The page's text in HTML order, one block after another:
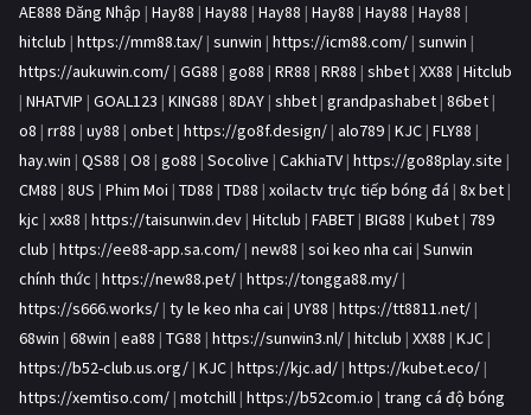
AE888 Đăng Nhập | Hay88 | Hay88 | Hay88 | Hay88 | Hay88 | Hay88 |
hitclub | https://mm88.tax/ | sunwin | https://icm88.com/ | sunwin |
https://aukuwin.com/ | GG88 | go88 | RR88 | RR88 | shbet | XX88 | Hitclub
| NHATVIP | GOAL123 | KING88 | 8DAY | shbet | grandpashabet | 86bet |
o8 | rr88 | uy88 | onbet | https://go8f.design/ | alo789 | KJC | FLY88 |
hay.win | QS88 | O8 | go88 | Socolive | CakhiaTV | https://go88play.site |
CM88 | 8US | Phim Moi | TD88 | TD88 | xoilactv trực tiếp bóng đá | 8x bet |
kjc | xx88 | https://taisunwin.dev | Hitclub | FABET | BIG88 | Kubet | 789
club | https://ee88-app.sa.com/ | new88 | soi keo nha cai | Sunwin
chính thức | https://new88.pet/ | https://tongga88.my/ |
https://s666.works/ | ty le keo nha cai | UY88 | https://tt8811.net/ |
68win | 68win | ea88 | TG88 | https://sunwin3.nl/ | hitclub | XX88 | KJC |
https://b52-club.us.org/ | KJC | https://kjc.ad/ | https://kubet.eco/ |
https://xemtiso.com/ | motchill | https://b52com.io | trang cá độ bóng